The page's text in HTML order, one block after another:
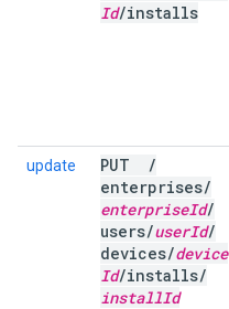
Id/installs
update PUT
/
enterprises/
enterpriseId/
users/userId/
devices/device
Id/installs/
installId